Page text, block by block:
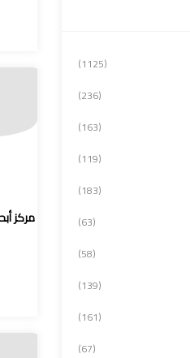
(1125)
(236)
(163)
(119)
(183)
(63)
(58)
(139)
(161)
(67)
مركز